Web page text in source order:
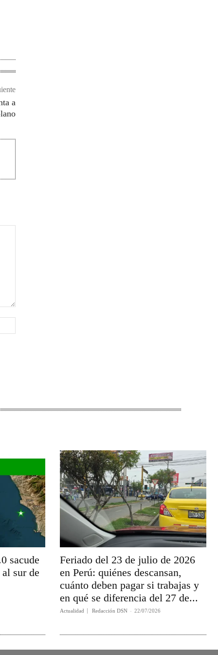
a
web:
sacude
sur de
Feriado del 23 de julio de 2026
en Perú: quiénes descansan,
cuánto deben pagar si trabajas y
en qué se diferencia del 27 de...
Actualidad Redacción DSN - 22/07/2026